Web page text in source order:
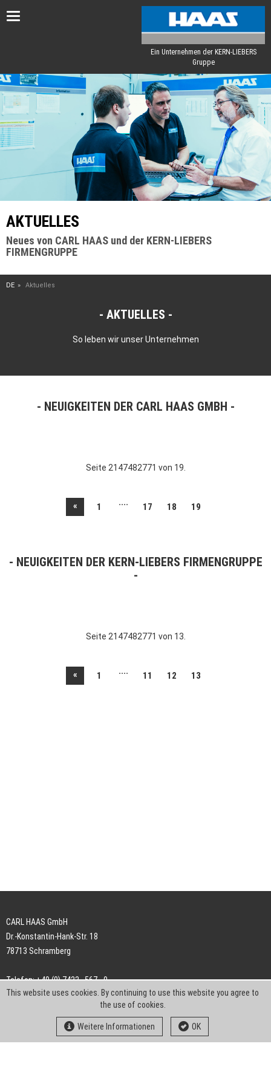
Toggle
Ein Unternehmen der KERN-LIEBERS
Gruppe
AKTUELLES
Neues von CARL HAAS und der KERN-LIEBERS
FIRMENGRUPPE
DE Aktuelles
AKTUELLES
So leben wir unser Unternehmen
NEUIGKEITEN DER CARL HAAS GMBH
Seite 2147482771 von 19.
« 1 .... 17 18 19
NEUIGKEITEN DER KERN-LIEBERS FIRMENGRUPPE
Seite 2147482771 von 13.
« 1 .... 11 12 13
CARL HAAS GmbH
Dr.-Konstantin-Hank-Str. 18
78713 Schramberg
Telefon: +49 (0) 7422 . 567 - 0
Telefax: +49 (0) 7422 . 567 - 239
info-ch@kern-liebers.com
This website uses cookies. By continuing to use this website you agree to
the use of cookies.
Weitere Informationen OK